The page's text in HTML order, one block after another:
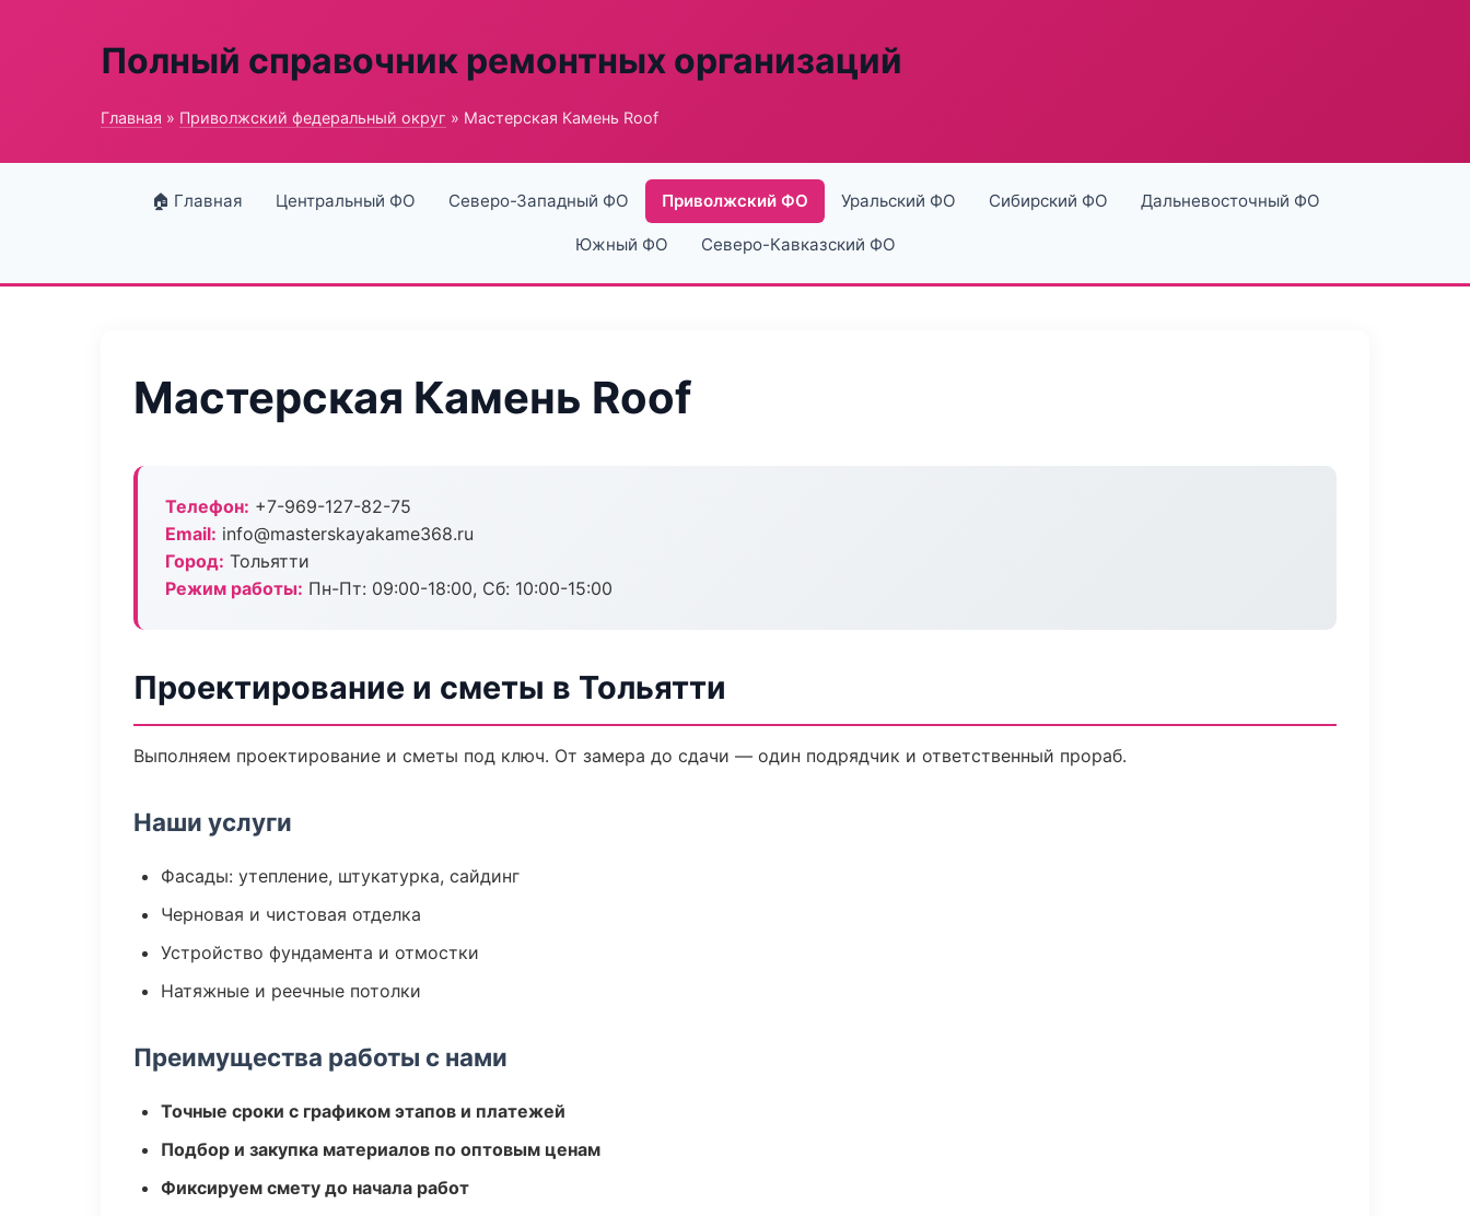
Полный справочник ремонтных организаций
Главная » Приволжский федеральный округ » Мастерская Камень Roof
🏠 Главная Центральный ФО Северо-Западный ФО Приволжский ФО Уральский ФО Сибирский ФО Дальневосточный ФО
Южный ФО Северо-Кавказский ФО
Мастерская Камень Roof
Телефон: +7-969-127-82-75
Email: info@masterskayakame368.ru
Город: Тольятти
Режим работы: Пн-Пт: 09:00-18:00, Сб: 10:00-15:00
Проектирование и сметы в Тольятти
Выполняем проектирование и сметы под ключ. От замера до сдачи — один подрядчик и ответственный прораб.
Наши услуги
Фасады: утепление, штукатурка, сайдинг
Черновая и чистовая отделка
Устройство фундамента и отмостки
Натяжные и реечные потолки
Преимущества работы с нами
Точные сроки с графиком этапов и платежей
Подбор и закупка материалов по оптовым ценам
Фиксируем смету до начала работ